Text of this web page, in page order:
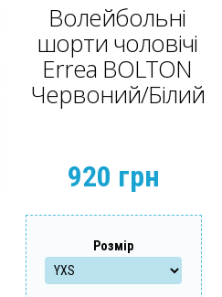
Волейбольні
шорти чоловічі
Errea BOLTON
Червоний/Білий
920 грн
Розмір
Забули свій логін?